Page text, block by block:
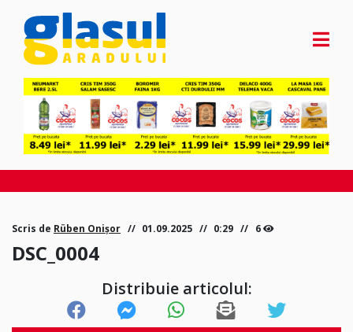
Scris de Rüben Onișor 01.09.2025 0:29 6
DSC_0004
Distribuie articolul: